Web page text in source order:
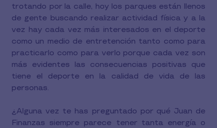
trotando por la calle, hoy los parques están llenos
de gente buscando realizar actividad física y a la
vez hay cada vez más interesados en el deporte
como un medio de entretención tanto como para
practicarlo como para verlo porque cada vez son
más evidentes las consecuencias positivas que
tiene el deporte en la calidad de vida de las
personas.
¿Alguna vez te has preguntado por qué Juan de
Finanzas siempre parece tener tanta energía o